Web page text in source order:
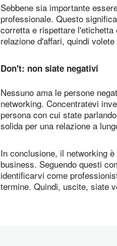
Sebbene sia importante
professionale. Questo
corretta e rispettare
relazione d'affari, quindi
Don't: non siate negativi
Nessuno ama le persone
networking. Concentratevi
persona con cui state
solida per una relazione a
In conclusione, il networking
business. Seguendo questi
identificarvi come
termine. Quindi, uscite, siate